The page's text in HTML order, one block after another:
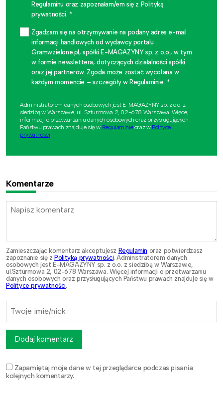
Regulaminu oraz zapoznałam/em się z Polityką
prywatności. *
Zgadzam się na otrzymywanie na podany adres e-mail
informacji handlowych od wydawcy portalu
Gramwzielone.pl, spółki E-MAGAZYNY sp. z o.o., w tym
w formie newslettera, dotyczących działalności spółki
oraz jej partnerów. Zgoda może zostać wycofana w
każdym momencie – szczegóły w Regulaminie. *
Administratorem danych osobowych jest E-MAGAZYNY sp. z o.o. z
siedzibą w Warszawie, ul. Szturmowa 2, 02-678 Warszawa. Więcej
informacji o przetwarzaniu danych osobowych oraz przysługujących
Państwu prawach znajduje się w Regulaminieoraz w Polityce
prywatności.
Komentarze
Zamieszczając komentarz akceptujesz Regulamin oraz potwierdzasz
zapoznanie się z Polityką prywatności . Administratorem danych
osobowych jest E-MAGAZYNY sp. z o.o. z siedzibą w Warszawie,
ul.Szturmowa 2, 02-678 Warszawa. Więcej informacji o przetwarzaniu
danych osobowych oraz przysługujących Państwu prawach znajduje się w
Polityce prywatności
Zapamiętaj moje dane w tej przeglądarce podczas pisania
kolejnych komentarzy.
Dodaj komentarz